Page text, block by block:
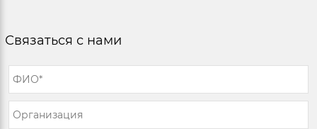
Связаться с нами